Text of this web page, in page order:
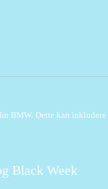
BMW. Dette kan
Black Week